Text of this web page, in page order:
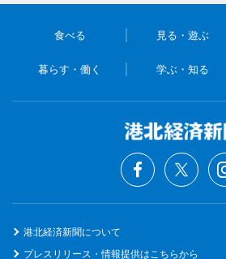
食べる 見る・遊ぶ
暮らす・働く 学ぶ・知る
港北経済新聞について
プレスリリース・情報提供はこちらから